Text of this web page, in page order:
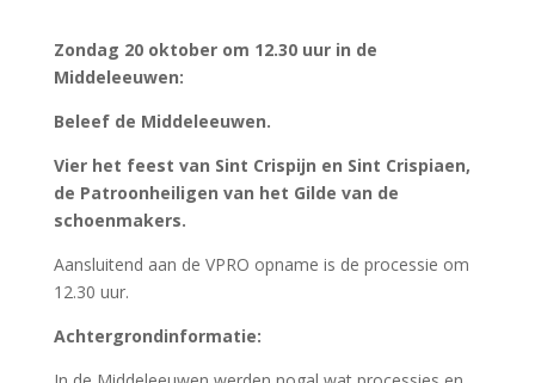
greep op het bestaan te verkrijgen met behulp van
Heiligen die bij God als voorspraak fungeren. Vandaag
zijn dat de heiligen Crispijn en Crispiaen.
Saamhorigheid, van jong en oud, arm en rijk, is het
belangrijkste kenmerk van een processie. De kerk met
haar relieken en heiligenfeesten fungeert als binding in
Sint Crispijn ende Sint Crispiaen waren broers die van
Overdag predikten ze het evangelie in de stad. S’
Avonds werkten ze als schoenmaker.